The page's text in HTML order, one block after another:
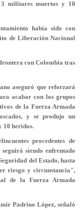
militares muertos y 10
había sido con
de Liberación Nacional
con Colombia tras
aseguró que reforzará
acabar con los grupos
de la Fuerza Armada
y se produjo un
10 heridos.
procedentes de
siendo enfrentado
del Estado, hasta
riesgo y circunstancia",
de la Fuerza Armada
Padrino López, señaló